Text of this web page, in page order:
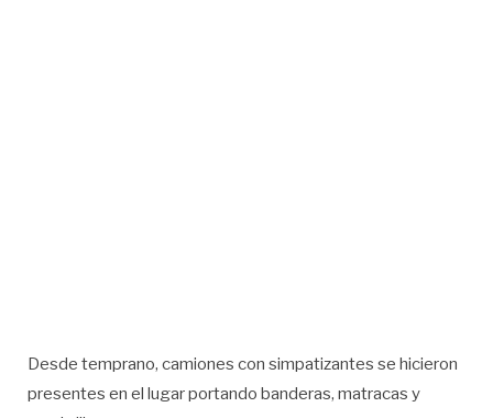
Desde temprano, camiones con simpatizantes se hicieron
presentes en el lugar portando banderas, matracas y